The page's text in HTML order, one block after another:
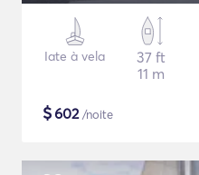
Iate à vela
37 ft
11 m
$602/noite